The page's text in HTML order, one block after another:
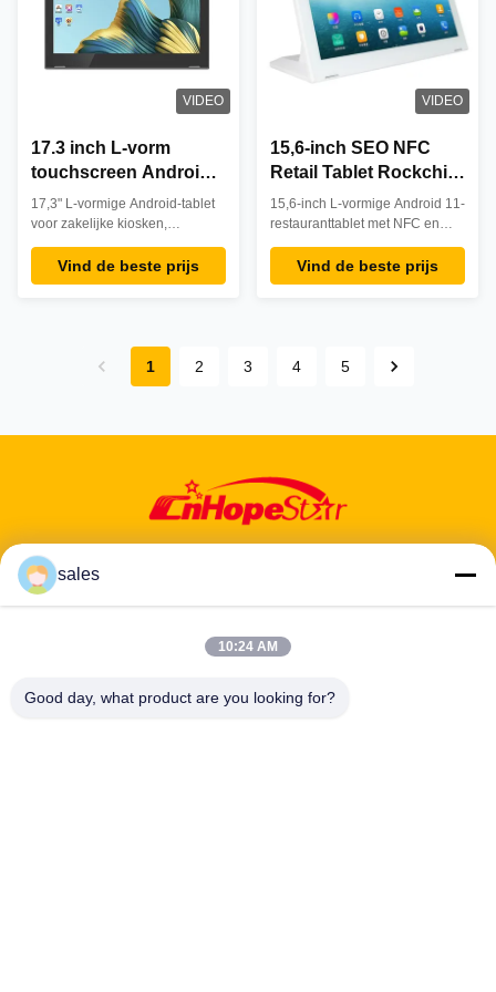
VIDEO
17.3 inch L-vorm
touchscreen Android
tablet pc voor zakelijk
gebruik, kantoor,
kiosk, restaurant,
bestellingen
17,3" L-vormige Android-tablet
voor zakelijke kiosken,
restaurants en kantoren.
Ruimtebesparend ontwerp,
duurzaam voor continu gebruik,
inchecksystemen.
Vind de beste prijs
VIDEO
15,6-inch SEO NFC
Retail Tablet Rockchip
L-vormig Android 11
Restaurant Menutablet
15,6-inch L-vormige Android 11-
restauranttablet met NFC en
POE. Beschikt over 10-punts
aanraking, 1080p-scherm en
Rockchip-prestaties voor
horeca worden verminderd.
Vind de beste prijs
1 2 3 4 5
Adres: 601-606, verdieping 6, gebouw E, Yuanfen Industrial Park,
Tel:86-13424296897
sales
10:24 AM
Good day, what product are you looking for?